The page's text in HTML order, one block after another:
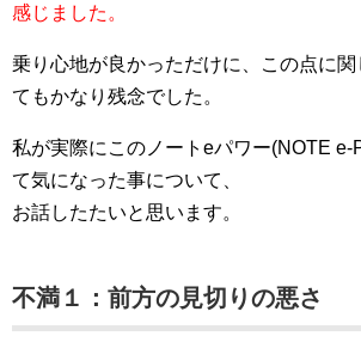
感じました。
乗り心地が良かっただけに、この点に
てもかなり残念でした。
私が実際にこのノートeパワー(NOTE e-
て気になった事について、
お話したたいと思います。
不満１：前方の見切りの悪さ